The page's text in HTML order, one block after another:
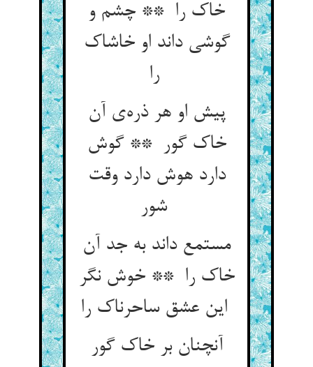
خاک را ** چشم و
گوشی داند او خاشاک
را
پیش او هر ذره‌ی آن
خاک گور ** گوش
دارد هوش دارد وقت
شور
مستمع داند به جد آن
خاک را ** خوش نگر
آنچنان بر خاک گور